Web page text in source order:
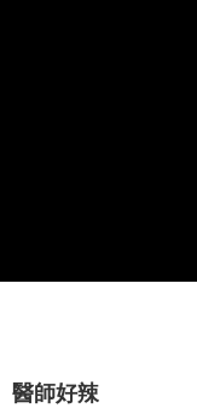
醫師好辣